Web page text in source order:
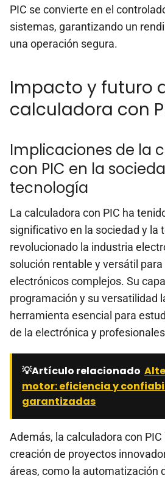
PIC se convierte en el
sistemas, garantizando un
una operación segura.
Impacto y futuro
calculadora con
Implicaciones de la
con PIC en la
tecnología
La calculadora con PIC ha
significativo en la sociedad y la
revolucionado la industria
solución rentable y versátil
electrónicos complejos. Su
programación y su versatilidad
herramienta esencial para
de la electrónica y
💡Artículo relacionado
motor: eficiencia y
garantizadas
Además, la calculadora con
creación de proyectos
áreas, como la automatización